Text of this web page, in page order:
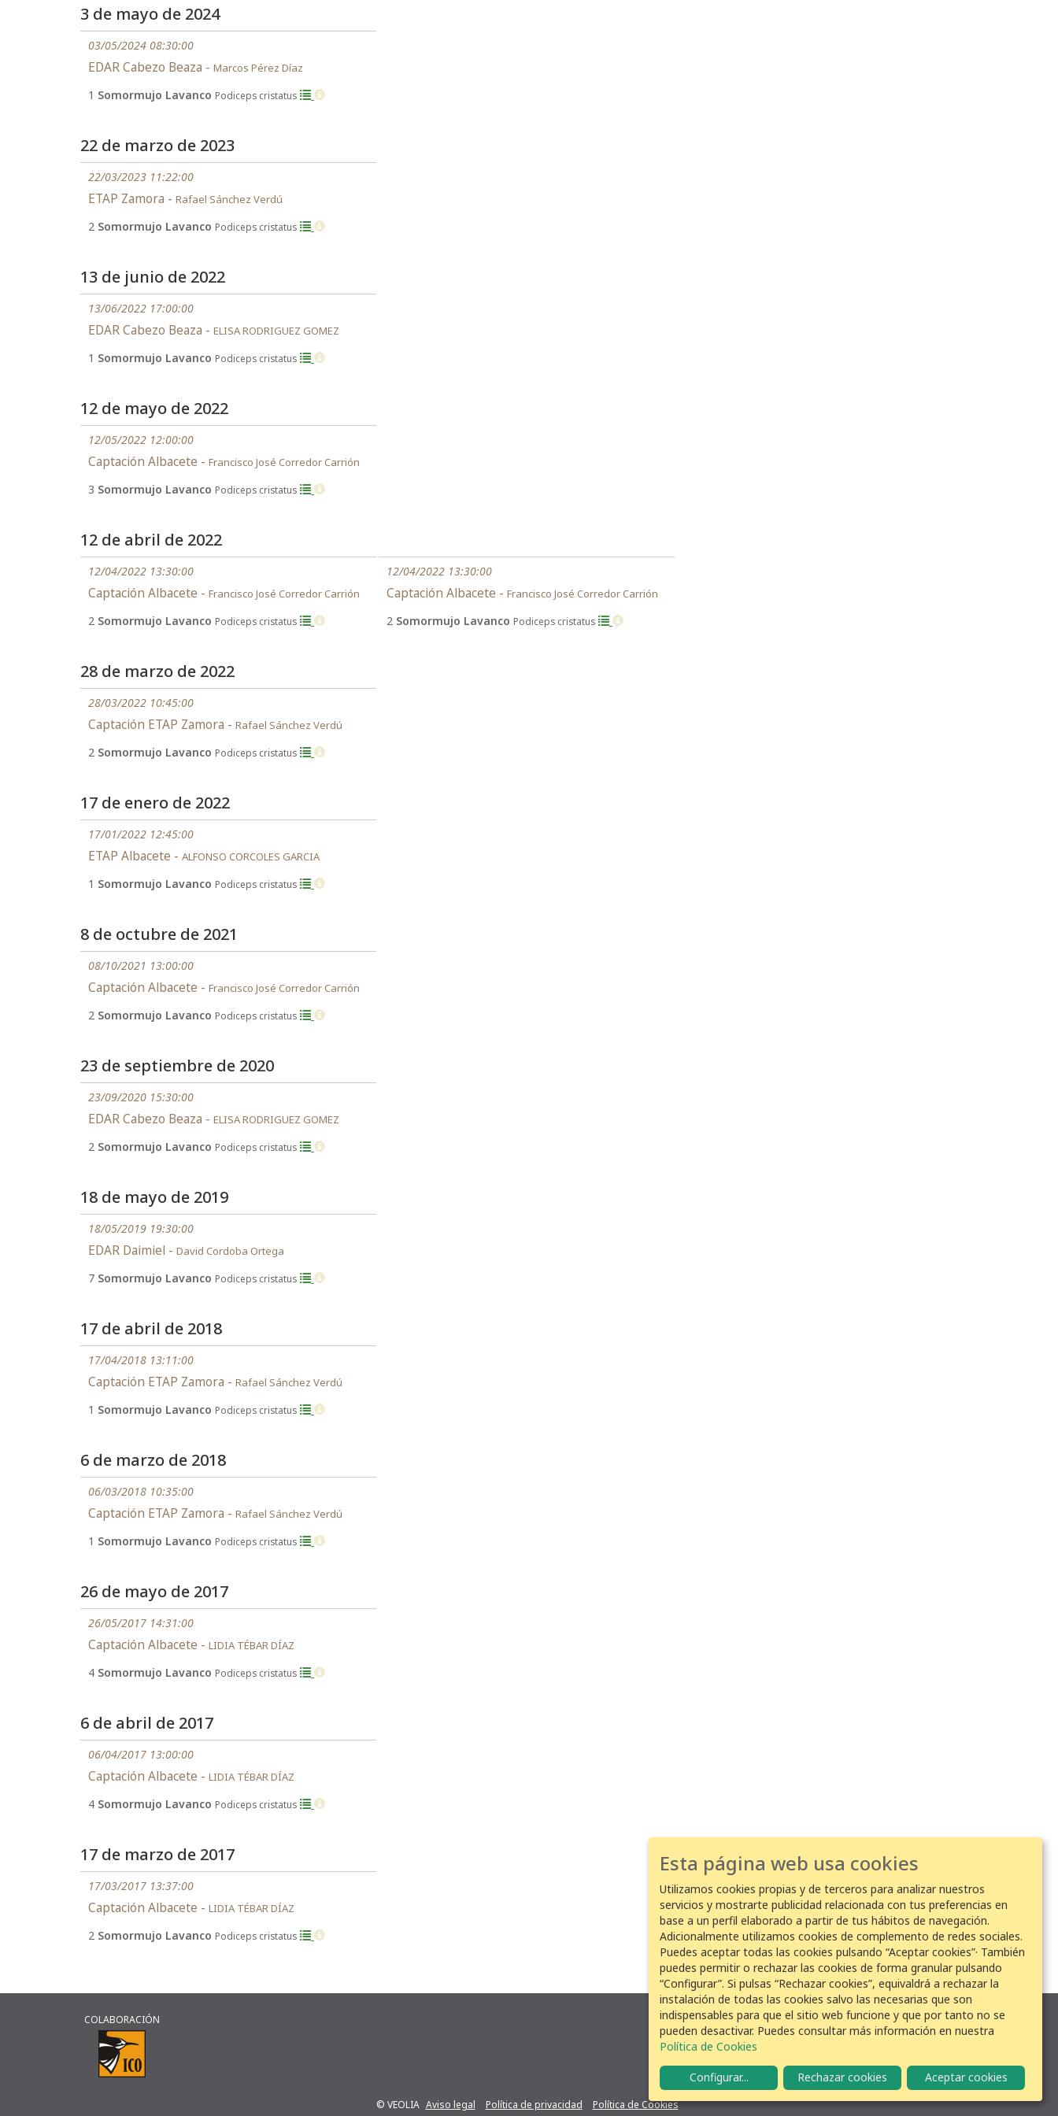
3 de mayo de 2024
03/05/2024 08:30:00
EDAR Cabezo Beaza - Marcos Pérez Díaz
1 Somormujo Lavanco Podiceps cristatus
22 de marzo de 2023
22/03/2023 11:22:00
ETAP Zamora - Rafael Sánchez Verdú
2 Somormujo Lavanco Podiceps cristatus
13 de junio de 2022
13/06/2022 17:00:00
EDAR Cabezo Beaza - ELISA RODRIGUEZ GOMEZ
1 Somormujo Lavanco Podiceps cristatus
12 de mayo de 2022
12/05/2022 12:00:00
Captación Albacete - Francisco José Corredor Carrión
3 Somormujo Lavanco Podiceps cristatus
12 de abril de 2022
12/04/2022 13:30:00
Captación Albacete - Francisco José Corredor Carrión
2 Somormujo Lavanco Podiceps cristatus
12/04/2022 13:30:00
Captación Albacete - Francisco José Corredor Carrión
2 Somormujo Lavanco Podiceps cristatus
28 de marzo de 2022
28/03/2022 10:45:00
Captación ETAP Zamora - Rafael Sánchez Verdú
2 Somormujo Lavanco Podiceps cristatus
17 de enero de 2022
17/01/2022 12:45:00
ETAP Albacete - ALFONSO CORCOLES GARCIA
1 Somormujo Lavanco Podiceps cristatus
8 de octubre de 2021
08/10/2021 13:00:00
Captación Albacete - Francisco José Corredor Carrión
2 Somormujo Lavanco Podiceps cristatus
23 de septiembre de 2020
23/09/2020 15:30:00
EDAR Cabezo Beaza - ELISA RODRIGUEZ GOMEZ
2 Somormujo Lavanco Podiceps cristatus
18 de mayo de 2019
18/05/2019 19:30:00
EDAR Daimiel - David Cordoba Ortega
7 Somormujo Lavanco Podiceps cristatus
17 de abril de 2018
17/04/2018 13:11:00
Captación ETAP Zamora - Rafael Sánchez Verdú
1 Somormujo Lavanco Podiceps cristatus
6 de marzo de 2018
06/03/2018 10:35:00
Captación ETAP Zamora - Rafael Sánchez Verdú
1 Somormujo Lavanco Podiceps cristatus
26 de mayo de 2017
26/05/2017 14:31:00
Captación Albacete - LIDIA TÉBAR DÍAZ
4 Somormujo Lavanco Podiceps cristatus
6 de abril de 2017
06/04/2017 13:00:00
Captación Albacete - LIDIA TÉBAR DÍAZ
4 Somormujo Lavanco Podiceps cristatus
17 de marzo de 2017
17/03/2017 13:37:00
Captación Albacete - LIDIA TÉBAR DÍAZ
2 Somormujo Lavanco Podiceps cristatus
COLABORACIÓN
© VEOLIA Aviso legal Política de privacidad Política de Cookies
Esta página web usa cookies
Utilizamos cookies propias y de terceros para analizar nuestros
servicios y mostrarte publicidad relacionada con tus preferencias en
base a un perfil elaborado a partir de tus hábitos de navegación.
Adicionalmente utilizamos cookies de complemento de redes sociales.
Puedes aceptar todas las cookies pulsando “Aceptar cookies”· También
puedes permitir o rechazar las cookies de forma granular pulsando
“Configurar”. Si pulsas “Rechazar cookies”, equivaldrá a rechazar la
instalación de todas las cookies salvo las necesarias que son
indispensables para que el sitio web funcione y que por tanto no se
pueden desactivar. Puedes consultar más información en nuestra
Política de Cookies
Configurar... Rechazar cookies Aceptar cookies